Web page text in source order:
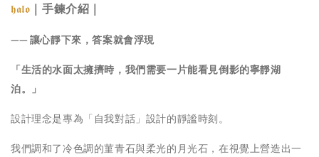
𝖍𝖆𝖑𝖔 ｜手鍊介紹｜
—— 讓心靜下來，答案就會浮現
「生活的水面太擁擠時，我們需要一片能看見倒影的寧靜湖
泊。」
設計理念是專為「自我對話」設計的靜謐時刻。
我們調和了冷色調的菫青石與柔光的月光石，在視覺上營造出一